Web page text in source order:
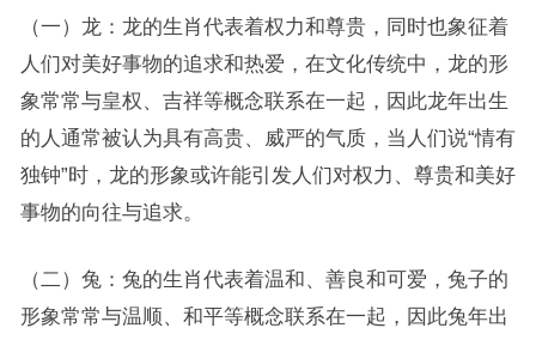
（一）龙：龙的生肖代表着权力和尊贵，同时也象征着
人们对美好事物的追求和热爱，在文化传统中，龙的形
象常常与皇权、吉祥等概念联系在一起，因此龙年出生
的人通常被认为具有高贵、威严的气质，当人们说“情有
独钟”时，龙的形象或许能引发人们对权力、尊贵和美好
事物的向往与追求。
（二）兔：兔的生肖代表着温和、善良和可爱，兔子的
形象常常与温顺、和平等概念联系在一起，因此兔年出